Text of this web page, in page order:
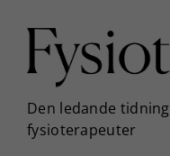
innehållet